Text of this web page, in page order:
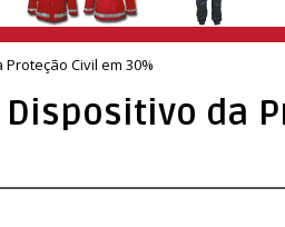
Civil em 30%
da